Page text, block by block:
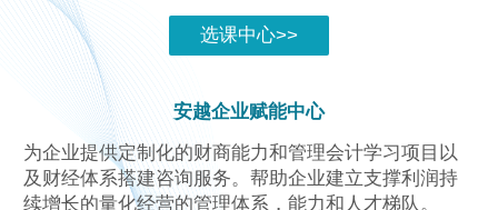
选课中心>>
安越企业赋能中心
为企业提供定制化的财商能力和管理会计学习项目以
及财经体系搭建咨询服务。帮助企业建立支撑利润持
续增长的量化经营的管理体系，能力和人才梯队。